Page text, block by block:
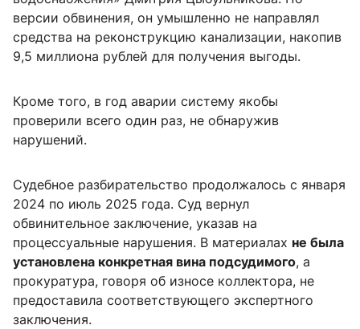
версии обвинения, он умышленно не направлял
средства на реконструкцию канализации, накопив
9,5 миллиона рублей для получения выгоды.
Кроме того, в год аварии систему якобы
проверили всего один раз, не обнаружив
нарушений.
Судебное разбирательство продолжалось с января
2024 по июль 2025 года. Суд вернул
обвинительное заключение, указав на
процессуальные нарушения. В материалах не была
установлена конкретная вина подсудимого, а
прокуратура, говоря об износе коллектора, не
предоставила соответствующего экспертного
заключения.